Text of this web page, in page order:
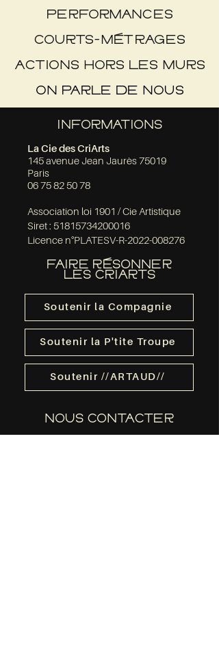
PERFORMANCES
COURTS-MÉTRAGES
ACTIONS HORS LES MURS
ON PARLE DE NOUS
INFORMATIONS
La Cie des CriArts
145 avenue Jean Jaurès 75019
Paris
06 75 82 50 78
Association loi 1901 / Cie Artistique
Siret : 51815734200016
Licence n°PLATESV-R-2022-008276
FAIRE RÉSONNER
LES CRIARTS
Soutenir la Compagnie
Soutenir la P'tite Troupe
Soutenir //ARTAUD//
NOUS CONTACTER